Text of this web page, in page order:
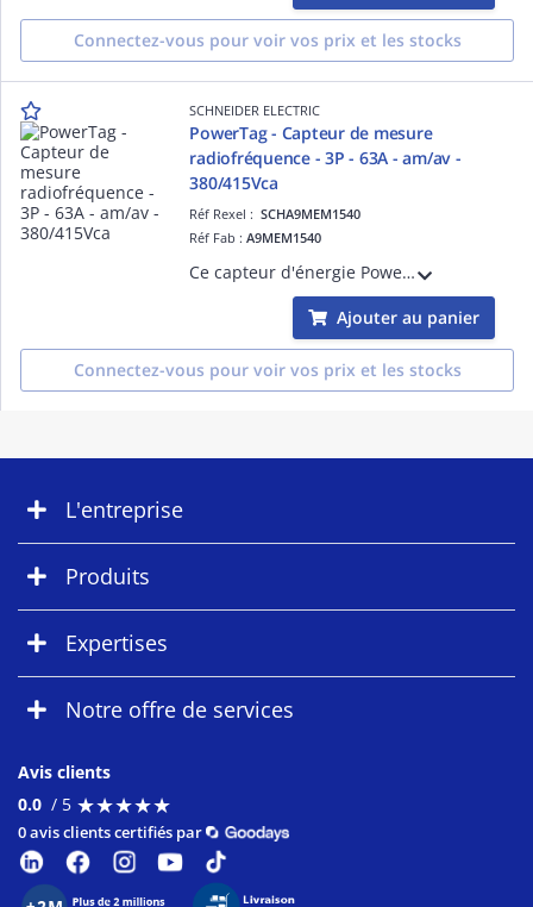
Connectez-vous pour voir vos prix et les stocks
SCHNEIDER ELECTRIC
PowerTag - Capteur de mesure
radiofréquence - 3P - 63A - am/av -
380/415Vca
Réf Rexel :SCHA9MEM1540
Réf Fab :A9MEM1540
Ce capteur d'énergie PowerTag Energy est un périphérique sans fil monté en amont/aval sur un disjoncteur et connecté aux passerelles de com. PAS400/600/800. En radio-fréq. 63A pour iC60 3P et auto-alimenté. Tension entre phases 380/415Vca.
Ajouter au panier
Connectez-vous pour voir vos prix et les stocks
L'entreprise
Produits
Expertises
Notre offre de services
Avis clients
0.0 / 5 ★★★★★
★★★★★
0 avis clients certifiés par